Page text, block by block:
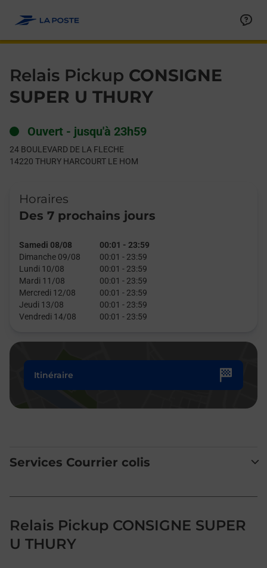
Relais Pickup CONSIGNE
SUPER U THURY
Ouvert - jusqu'à 23h59
24 BOULEVARD DE LA FLECHE
14220 THURY HARCOURT LE HOM
Horaires
Des 7 prochains jours
Samedi 08/08 00:01 - 23:59
Dimanche 09/08
00:01 - 23:59
Lundi 10/08
00:01 - 23:59
Mardi 11/08
00:01 - 23:59
Mercredi 12/08
00:01 - 23:59
Jeudi 13/08
00:01 - 23:59
Vendredi 14/08
00:01 - 23:59
Itinéraire
Services Courrier colis
Relais Pickup CONSIGNE SUPER
U THURY